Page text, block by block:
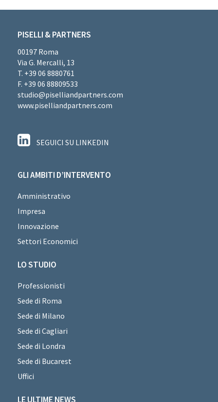
PISELLI & PARTNERS
00197 Roma
Via G. Mercalli, 13
T. +39 06 8880761
F. +39 06 88809533
studio@piselliandpartners.com
www.piselliandpartners.com
SEGUICI SU LINKEDIN
GLI AMBITI D’INTERVENTO
Amministrativo
Impresa
Innovazione
Settori Economici
LO STUDIO
Professionisti
Sede di Roma
Sede di Milano
Sede di Cagliari
Sede di Londra
Sede di Bucarest
Uffici
LE ULTIME NEWS